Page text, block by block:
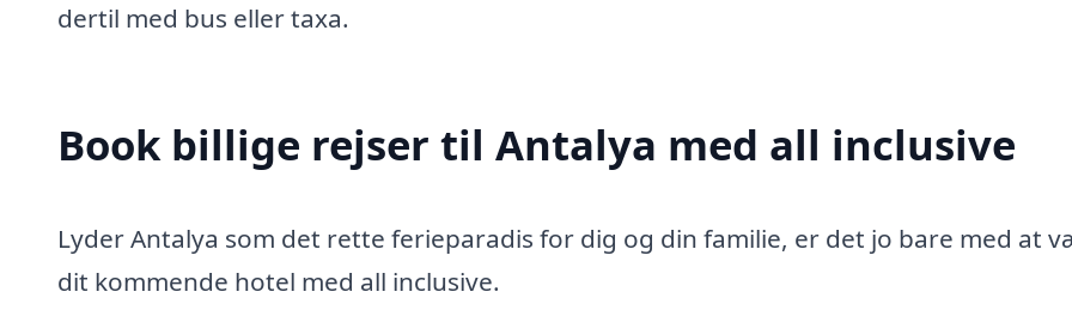
dertil med bus eller taxa.
Book billige rejser til Antalya med all inclusive
Lyder Antalya som det rette ferieparadis for dig og din familie, er det jo bare med at
dit kommende hotel med all inclusive.